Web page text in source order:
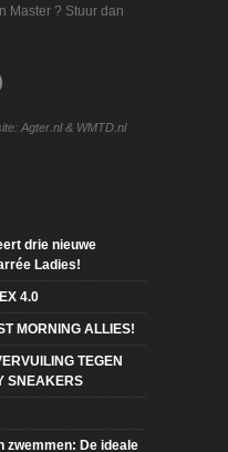
Master ? Stuur dan
Agter.nl & WMTD.nl
drie nieuwe
Ladies!
4.0
MORNING ALLIES!
TEGEN
SNEAKERS
zwemmen: De ideale